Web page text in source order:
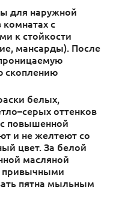
для наружной
с
к стойкости
мансарды). После
скоплению
белых,
оттенков
с повышенной
и не желтеют со
цвет. За белой
масляной
привычными
пятна мыльным